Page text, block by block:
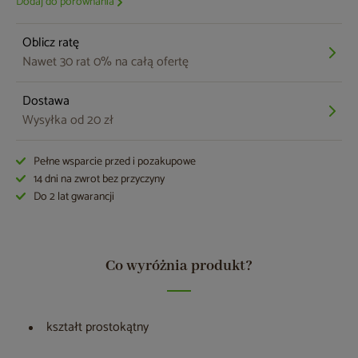
Oblicz ratę
Nawet 30 rat 0% na całą ofertę
Dostawa
Wysyłka od 20 zł
Pełne wsparcie przed i pozakupowe
14 dni na zwrot bez przyczyny
Do 2 lat gwarancji
Co wyróżnia produkt?
kształt prostokątny